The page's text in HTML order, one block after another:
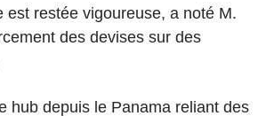
est restée vigoureuse, a noté M.
des devises sur des
hub depuis le Panama reliant des